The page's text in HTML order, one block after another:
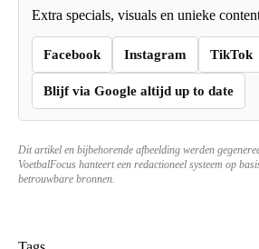
Extra specials, visuals en unieke
Facebook Instagram TikTok
Blijf via Google altijd up to date
Dit artikel en bijbehorende afbeelding werden
VoetbalFocus hanteert een redactioneel systeem op
betrouwbare bronnen.